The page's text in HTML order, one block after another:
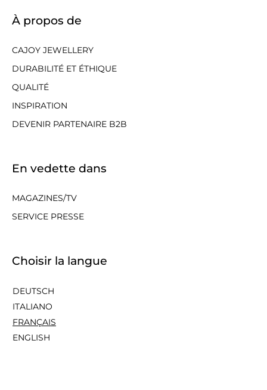
À propos de
CAJOY JEWELLERY
DURABILITÉ ET ÉTHIQUE
QUALITÉ
INSPIRATION
DEVENIR PARTENAIRE B2B
En vedette dans
MAGAZINES/TV
SERVICE PRESSE
Choisir la langue
DEUTSCH
ITALIANO
FRANÇAIS
ENGLISH